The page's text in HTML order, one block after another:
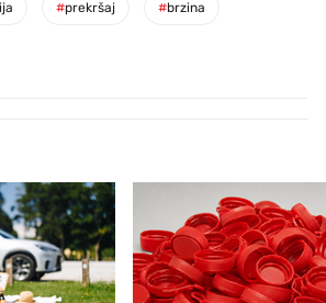
#prekršaj #brzina